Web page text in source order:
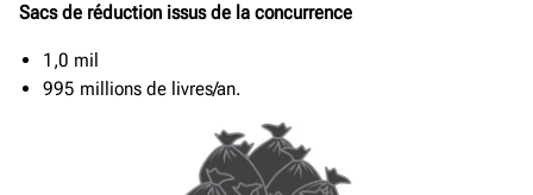
Sacs de réduction issus de la concurrence
1,0 mil
995 millions de livres/an.